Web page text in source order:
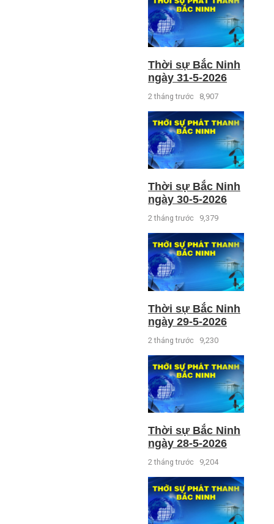
Thời sự Bắc Ninh
ngày 31-5-2026
2 tháng trước 8,907
Thời sự Bắc Ninh
ngày 30-5-2026
2 tháng trước 9,379
Thời sự Bắc Ninh
ngày 29-5-2026
2 tháng trước 9,230
Thời sự Bắc Ninh
ngày 28-5-2026
2 tháng trước 9,204